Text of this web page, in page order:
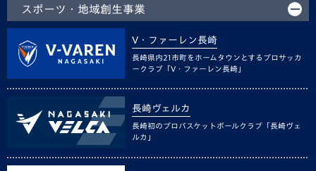
スポーツ・地域創生事業
V・ファーレン長崎
長崎県内21市町をホームタウンとするプロサッカ
ークラブ「V・ファーレン長崎」
長崎ヴェルカ
長崎初のプロバスケットボールクラブ「長崎ヴェ
ルカ」